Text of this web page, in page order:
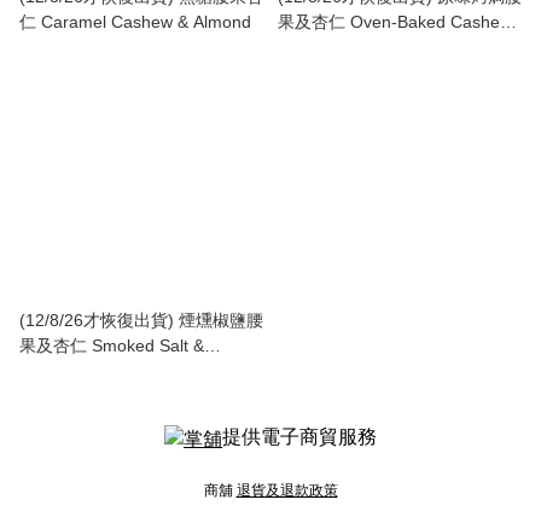
仁 Caramel Cashew & Almond
果及杏仁 Oven-Baked Cashew
(12/8/26才恢復出貨) 煙燻椒鹽腰
果及杏仁 Smoked Salt &
提供電子商貿服務
商舖 退貨及退款政策